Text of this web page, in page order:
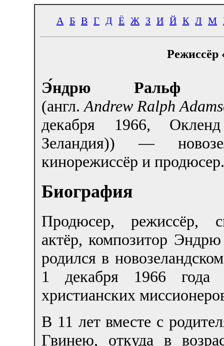
А Б В Г Д Ё Ж З И Й К Л М
Режиссёр
Э́ндрю Ральф
(англ.Andrew Ralph
декабря 1966,
Зеландия)) —
кинорежиссёр и продюсер.
Биография
Продюсер, режиссёр,
актёр, композитор
родился в
1 декабря 1966 года
христианских
В 11 лет вместе с
Гвинею, откуда в